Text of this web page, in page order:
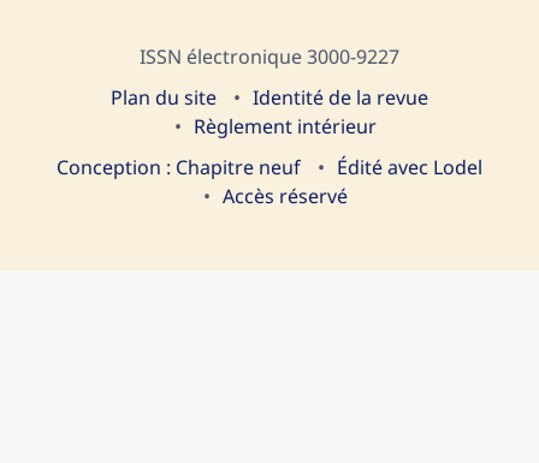
ISSN électronique 3000-9227
Plan du site
Identité de la revue
Règlement intérieur
Conception : Chapitre neuf
Édité avec Lodel
Accès réservé